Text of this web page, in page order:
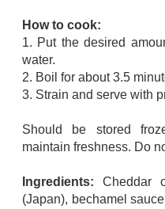
How to cook:
1. Put the desired
water.
2. Boil for about 3.5
3. Strain and serve with
Should be stored
maintain freshness. Do
Ingredients: Cheddar
(Japan), bechamel